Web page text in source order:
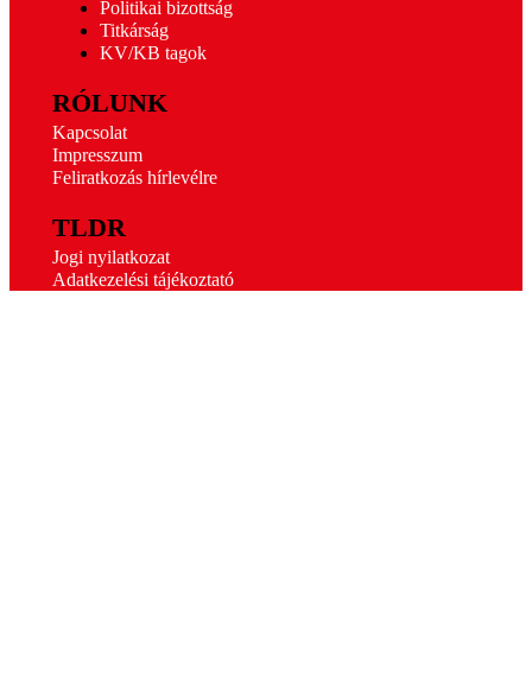
Politikai bizottság
Titkárság
KV/KB tagok
RÓLUNK
Kapcsolat
Impresszum
Feliratkozás hírlevélre
TLDR
Jogi nyilatkozat
Adatkezelési tájékoztató